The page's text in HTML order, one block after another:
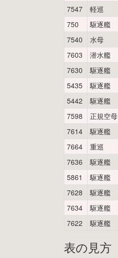
7547
軽巡
750
駆逐艦
7540
水母
7603
潜水艦
7630
駆逐艦
5435
駆逐艦
5442
駆逐艦
7598
正規空母
7614
駆逐艦
7664
重巡
7636
駆逐艦
5861
駆逐艦
7628
駆逐艦
7634
駆逐艦
7622
駆逐艦
表の見方